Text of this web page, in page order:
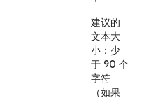
建议的
文本大
小：少
于 90 个
字符
（如果